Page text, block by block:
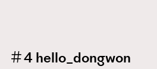
＃4 hello_dongwon